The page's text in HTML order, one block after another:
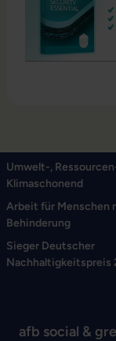
Umwelt-,
Klimaschonend
Arbeit für Menschen
Behinderung
Sieger Deutscher
Nachhaltigkeitspreis
afb social &